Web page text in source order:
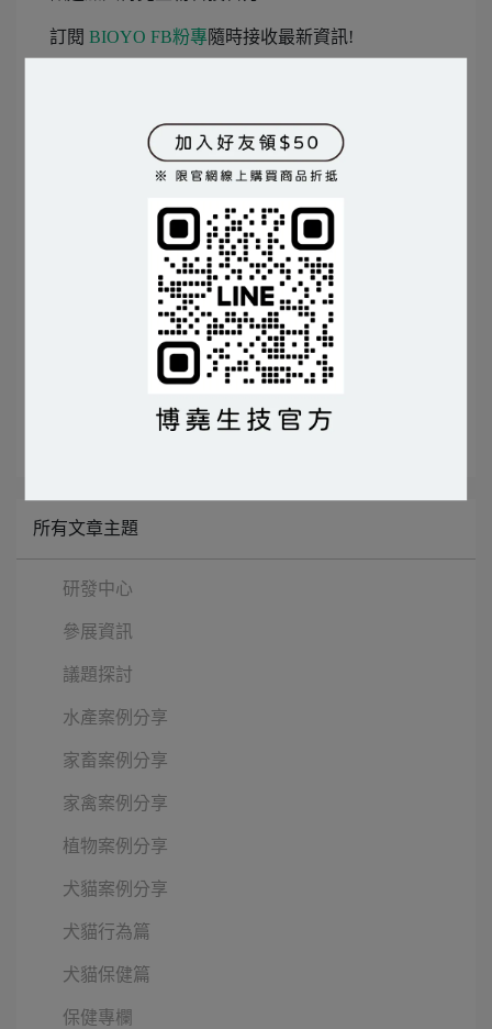
訂閱 BIOYO FB粉專隨時接收最新資訊!
www.pinkoi.com/store/bioyo-biotech
博堯團隊將繼續努力開發更多優質的益生菌相關產
活力美 蔬沛健
植物渣粕肥 溶磷菌微生物肥料
所有文章主題
研發中心
參展資訊
議題探討
水產案例分享
家畜案例分享
家禽案例分享
植物案例分享
犬貓案例分享
犬貓行為篇
犬貓保健篇
保健專欄